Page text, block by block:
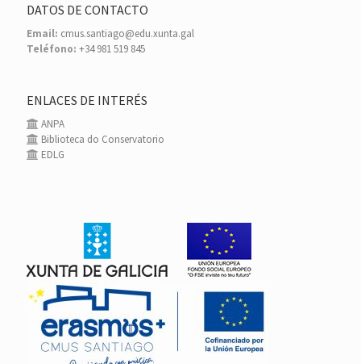
DATOS DE CONTACTO
Email: cmus.santiago@edu.xunta.gal
Teléfono: +34 981 519 845
ENLACES DE INTERÉS
ANPA
Biblioteca do Conservatorio
EDLG